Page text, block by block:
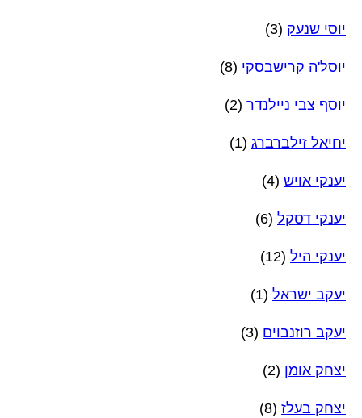
יוסי שנעק (3)
יוסל'ה קרישבסקי (8)
יוסף צבי ניילנדר (2)
יחיאל זילברברג (1)
יענקי אויש (4)
יענקי דסקל (6)
יענקי היל (12)
יעקב ישראל (1)
יעקב רוזנבוים (3)
יצחק אומן (2)
יצחק בעלז (8)